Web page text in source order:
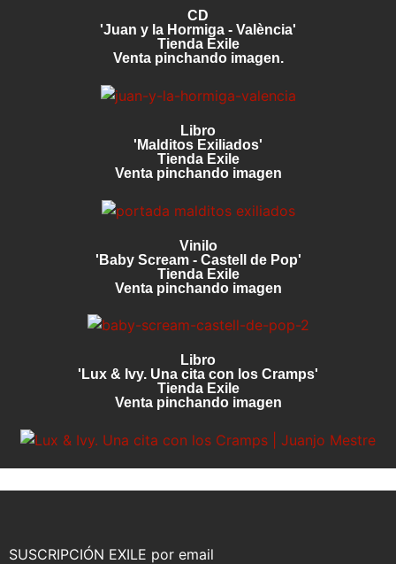
CD
'Juan y la Hormiga - València'
Tienda Exile
Venta pinchando imagen.
Libro
'Malditos Exiliados'
Tienda Exile
Venta pinchando imagen
Vinilo
'Baby Scream - Castell de Pop'
Tienda Exile
Venta pinchando imagen
Libro
'Lux & Ivy. Una cita con los Cramps'
Tienda Exile
Venta pinchando imagen
SUSCRIPCIÓN EXILE por email